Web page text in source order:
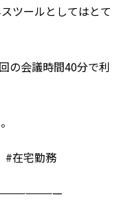
ツールとしてはとて
の会議時間40分で利
在宅勤務